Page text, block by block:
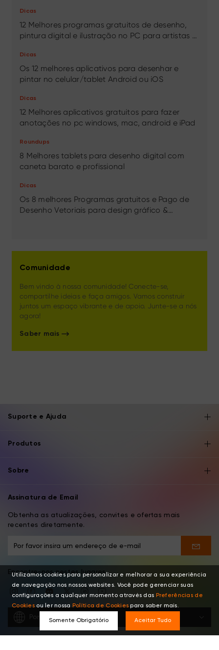
Dicas
12 Melhores programas gratuitos de desenho,
pintura digital e ilustração no PC para artistas &
Dicas
Os 12 melhores aplicativos para desenhar e
pintar no celular/tablet Android ou iOS
Dicas
12 Melhores aplicativos gratuitos para fazer
anotações no pc windows, mac, android e iPad
Roundups
8 Melhores tablets para desenho digital com
caneta barato e profissional
Dicas
Os 8 melhores Programas gratuitos e Pago de
Desenho Vetoriais para design gráfico &
Comunidade
Bem vindo à nossa comunidade! Conecte-se,
compartilhe ideias e faça amigos. Vamos construir
juntos um espaço vibrante e de apoio. Junte-se a nós
agora!
Saber mais
Suporte e Ajuda
Produtos
Sobre
Assinatura de Email
Obtenha as atualizações, convites e ofertas mais
recentes diretamente.
Encontre-nos nestes lugares
Português
Utilizamos cookies para personalizar e melhorar a sua experiência
de navegação nos nossos websites. Você pode gerenciar suas
configurações a qualquer momento através das Preferências de
Cookiesou ler nossa Política de Cookies para saber mais.
Somente Obrigatório Aceitar Tudo